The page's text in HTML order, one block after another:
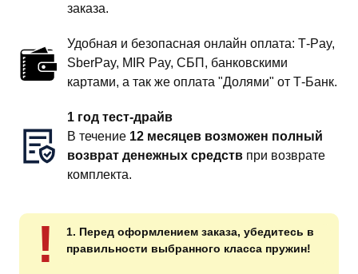
заказа.
Удобная и безопасная онлайн оплата: T‑Pay,
SberPay, MIR Pay, СБП, банковскими
картами, а так же оплата "Долями" от Т-Банк.
1 год тест-драйв
В течение 12 месяцев возможен полный
возврат денежных средств при возврате
комплекта.
!
1. Перед оформлением заказа, убедитесь в
правильности выбранного класса пружин!